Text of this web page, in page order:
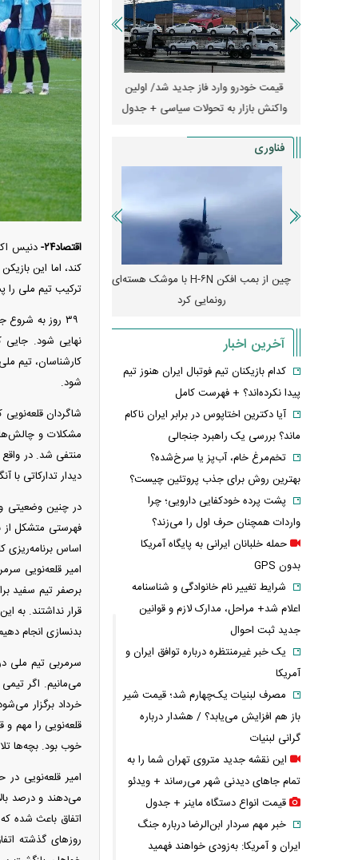
اقتصاد۲۴-
کند، اما این
ترکیب تیم ملی را
کارشناسان، تیم
شود.
مشکلات و
منتفی شد. در
دیدار تدارکاتی
در چنین وضعیتی
فهرستی متشکل از
برصفر تیم سفید
قرار نداشتند. به
بدنسازی انجام
قلعه‌نویی را مهم و
خوب بود. بچه‌ها
امیر قلعه‌نویی
می‌دهند و درصد
اتفاق باعث شده
روز‌های گذشته
قیمت خودرو وارد فاز جدید شد/ اولین
واکنش بازار به تحولات سیاسی + جدول
آغاز فروش نقدی با
+
فناوری
چین از بمب افکن H-۶N با موشک هسته‌ای
رونمایی کرد
پهپاد رهگیر یا موشک
کدامیک
آخرین اخبار
کدام بازیکنان تیم فوتبال ایران هنوز تیم
پیدا نکرده‌اند؟ + فهرست کامل
آیا دکترین اختاپوس در برابر ایران ناکام
ماند؟ بررسی یک راهبرد جنجالی
تخم‌مرغ خام، آب‌پز یا سرخ‌شده؟
بهترین روش برای جذب پروتئین چیست؟
پشت پرده خودکفایی دارویی؛ چرا
واردات همچنان حرف اول را می‌زند؟
حمله خلبانان ایرانی به پایگاه آمریکا
بدون GPS
شرایط تغییر نام خانوادگی و شناسنامه
اعلام شد+ مراحل، مدارک لازم و قوانین
جدید ثبت احوال
یک خبر غیرمنتظره درباره توافق ایران و
آمریکا
مصرف لبنیات یک‌چهارم شد؛ قیمت شیر
باز هم افزایش می‌یابد؟ / هشدار درباره
گرانی لبنیات
این نقشه جدید متروی تهران شما را به
تمام جاهای دیدنی شهر می‌رساند + ویدئو
قیمت انواع دستگاه ماینر + جدول
خبر مهم سردار ابن‌الرضا درباره جنگ
ایران و آمریکا: به‌زودی خواهند فهمید